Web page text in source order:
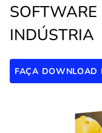
INDÚSTRIA
FAÇA DOWNLOAD